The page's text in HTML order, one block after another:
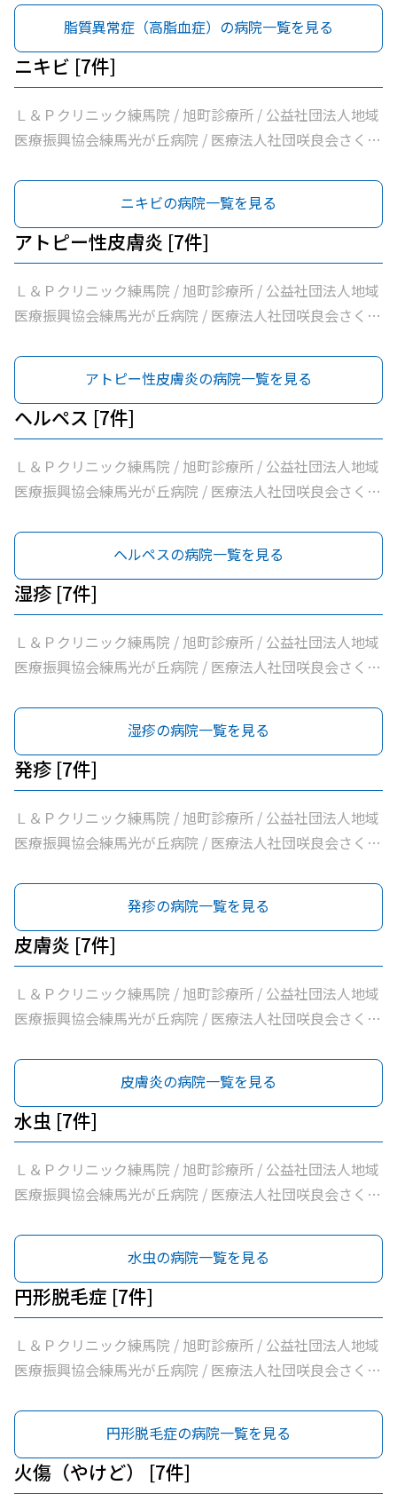
クリニック / 医療法人社団ＭＡＥ小林内科クリニック / 医
療法人社団裕仁会鈴木耳鼻咽喉科 / 医療法人社団蒼生会高
松医院 / 医療法人社団優腎会優人光が丘クリニック / 光が
丘南佐藤医院 / ささき内科クリニック / 医療法人社団清栄
会加藤医院 / 髙鳥医院 / 医療法人社団誠信会わかばクリニ
ック
科・老年内科 / 医療法人社団啓妙会桑名医院 / 医療法人社
団慈誠会慈誠会・光が丘病院 / 公益社団法人地域医療振興
協会練馬光が丘病院 / 医療法人社団健寿の樹きくかわクリ
ニック東館分院内科・老年内科 / 医療法人社団金谷クリニ
ック / 医療法人社団翔真会浜野小児科内科クリニック / 練
馬光が丘内科内視鏡クリニック / 医療法人社団輝恭会いし
クリニック / 医療法人社団ＭＡＥ小林内科クリニック / 医
療法人社団裕仁会鈴木耳鼻咽喉科 / 医療法人社団蒼生会高
松医院 / 医療法人社団優腎会優人光が丘クリニック / 光が
丘南佐藤医院 / ささき内科クリニック / 医療法人社団清栄
会加藤医院 / 髙鳥医院 / 医療法人社団誠信会わかばクリニ
ック
脂質異常症（高脂血症）の病院一覧を見る
ニキビ [7件]
Ｌ＆Ｐクリニック練馬院 / 旭町診療所 / 公益社団法人地域
医療振興協会練馬光が丘病院 / 医療法人社団咲良会さくま
松５丁目皮フ科 / のぎた皮ふ科クリニック
ニキビの病院一覧を見る
アトピー性皮膚炎 [7件]
Ｌ＆Ｐクリニック練馬院 / 旭町診療所 / 公益社団法人地域
医療振興協会練馬光が丘病院 / 医療法人社団咲良会さくま
松５丁目皮フ科 / のぎた皮ふ科クリニック
アトピー性皮膚炎の病院一覧を見る
ヘルペス [7件]
Ｌ＆Ｐクリニック練馬院 / 旭町診療所 / 公益社団法人地域
医療振興協会練馬光が丘病院 / 医療法人社団咲良会さくま
松５丁目皮フ科 / のぎた皮ふ科クリニック
ヘルペスの病院一覧を見る
湿疹 [7件]
Ｌ＆Ｐクリニック練馬院 / 旭町診療所 / 公益社団法人地域
医療振興協会練馬光が丘病院 / 医療法人社団咲良会さくま
松５丁目皮フ科 / のぎた皮ふ科クリニック
湿疹の病院一覧を見る
発疹 [7件]
Ｌ＆Ｐクリニック練馬院 / 旭町診療所 / 公益社団法人地域
医療振興協会練馬光が丘病院 / 医療法人社団咲良会さくま
松５丁目皮フ科 / のぎた皮ふ科クリニック
発疹の病院一覧を見る
皮膚炎 [7件]
Ｌ＆Ｐクリニック練馬院 / 旭町診療所 / 公益社団法人地域
医療振興協会練馬光が丘病院 / 医療法人社団咲良会さくま
松５丁目皮フ科 / のぎた皮ふ科クリニック
皮膚炎の病院一覧を見る
水虫 [7件]
Ｌ＆Ｐクリニック練馬院 / 旭町診療所 / 公益社団法人地域
医療振興協会練馬光が丘病院 / 医療法人社団咲良会さくま
松５丁目皮フ科 / のぎた皮ふ科クリニック
水虫の病院一覧を見る
円形脱毛症 [7件]
Ｌ＆Ｐクリニック練馬院 / 旭町診療所 / 公益社団法人地域
医療振興協会練馬光が丘病院 / 医療法人社団咲良会さくま
松５丁目皮フ科 / のぎた皮ふ科クリニック
円形脱毛症の病院一覧を見る
火傷（やけど） [7件]